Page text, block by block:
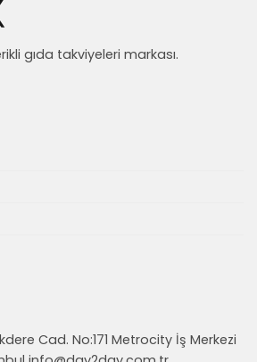
gıda takviyeleri markası.
Cad. No:171 Metrocity İş Merkezi